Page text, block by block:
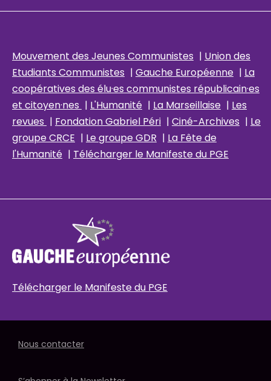
Mouvement des Jeunes Communistes | Union des
Etudiants Communistes | Gauche Européenne | La
coopératives des élu·es communistes républicain·es
et citoyen·nes | L'Humanité | La Marseillaise | Les
revues | Fondation Gabriel Péri | Ciné-Archives | Le
groupe CRCE | Le groupe GDR | La Fête de
l'Humanité | Télécharger le Manifeste du PGE
Télécharger le Manifeste du PGE
Nous contacter